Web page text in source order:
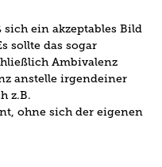
ein akzeptables Bild
sollte das sogar
Ambivalenz
anstelle irgendeiner
z.B.
ohne sich der eigenen